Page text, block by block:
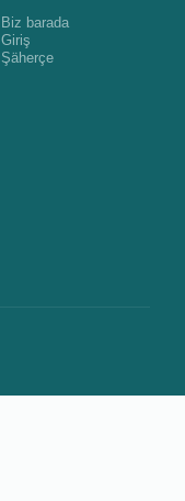
Biz barada
Giriş
Şäherçe